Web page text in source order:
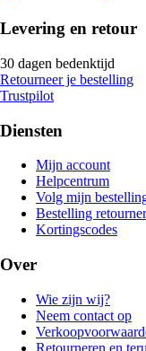
Levering en retour
30 dagen bedenktijd
Retourneer je bestelling
Trustpilot
Diensten
Mijn account
Helpcentrum
Volg mijn
Bestelling
Kortingscodes
Over
Wie zijn wij?
Neem contact op
Retourneren en